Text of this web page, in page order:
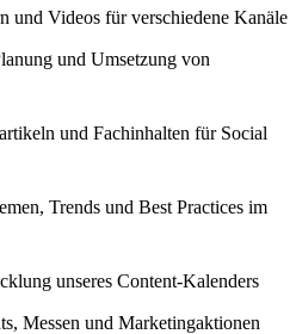
und Videos für verschiedene Kanäle
und Umsetzung von
und Fachinhalten für Social
Trends und Best Practices im
unseres Content-Kalenders
Messen und Marketingaktionen